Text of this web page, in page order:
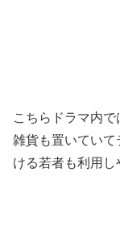
こちらドラマ内
雑貨も置いてい
ける若者も利用し